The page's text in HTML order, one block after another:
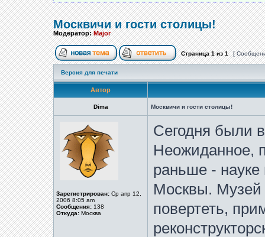
Москвичи и гости столицы!
Модератор:Major
Страница1из1 [
Версия для печати
Автор
Dima Москвичи и гости столицы!
Зарегистрирован: Ср апр 12,
2006 8:05 am
Сообщения: 138
Откуда: Москва
Сегодня были
Неожиданное,
раньше - науке
Москвы.
повертеть,